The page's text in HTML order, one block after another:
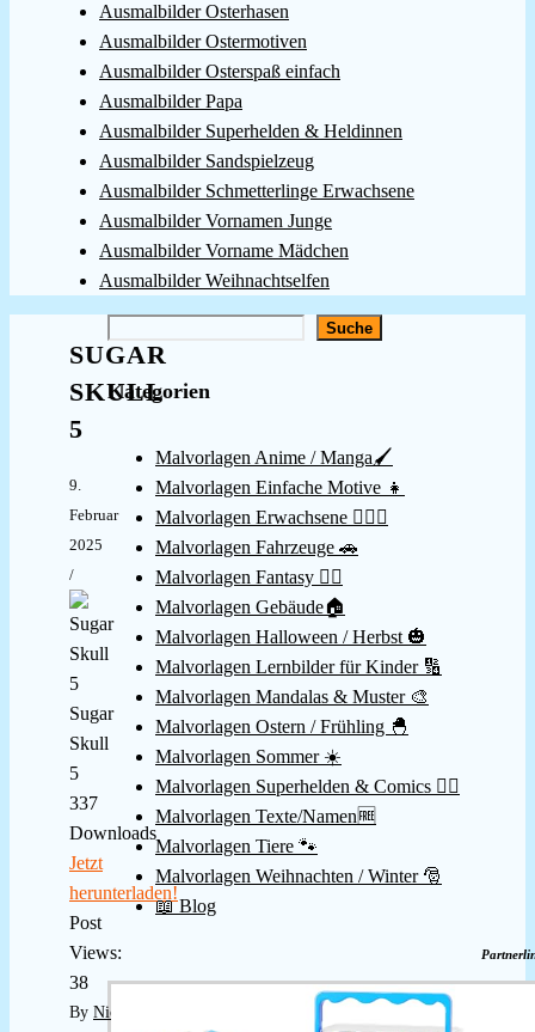
Ausmalbilder Osterhasen
Ausmalbilder Ostermotiven
Ausmalbilder Osterspaß einfach
Ausmalbilder Papa
Ausmalbilder Superhelden & Heldinnen
Ausmalbilder Sandspielzeug
Ausmalbilder Schmetterlinge Erwachsene
Ausmalbilder Vornamen Junge
Ausmalbilder Vorname Mädchen
Ausmalbilder Weihnachtselfen
SUGAR
SKULL
5
9.
Februar
2025
/
Sugar
Skull
5
337
Downloads
Jetzt
herunterladen!
Post
Views:
38
By Nicole
Suche
Kategorien
Malvorlagen Anime / Manga🖌️
Malvorlagen Einfache Motive 👧
Malvorlagen Erwachsene 👱🏻‍♀️
Malvorlagen Fahrzeuge 🚗
Malvorlagen Fantasy 🧚‍♀️
Malvorlagen Gebäude🏠
Malvorlagen Halloween / Herbst 🎃
Malvorlagen Lernbilder für Kinder 🔢
Malvorlagen Mandalas & Muster 🎨
Malvorlagen Ostern / Frühling 🐣
Malvorlagen Sommer ☀️
Malvorlagen Superhelden & Comics 🦸‍♂️
Malvorlagen Texte/Namen🆓
Malvorlagen Tiere 🐾
Malvorlagen Weihnachten / Winter 🎅
📖 Blog